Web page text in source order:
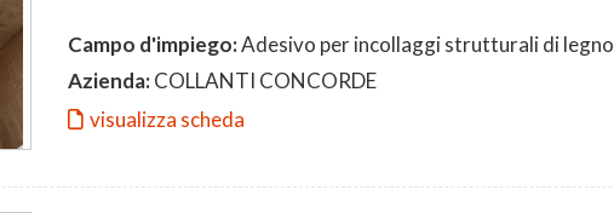
Campo d'impiego:Adesivo per incollaggi strutturali di legno
Azienda:COLLANTI CONCORDE
visualizza scheda